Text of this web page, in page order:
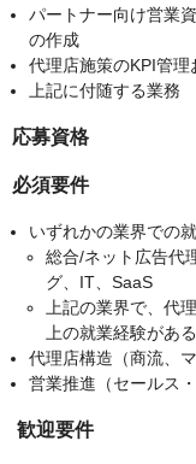
パートナー向け営業
の作成
代理店施策のKPI管
上記に付随する業務
応募資格
必須要件
いずれかの業界での
総合/ネット広告代
グ、IT、SaaS
上記の業界で、代
上の就業経験があ
代理店構造（商流、
営業推進（セールス
歓迎要件